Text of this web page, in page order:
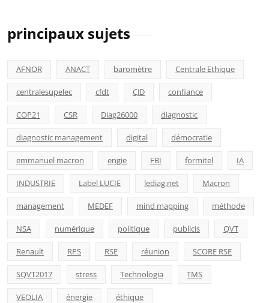
principaux sujets
AFNOR ANACT baromètre Centrale Ethique
centralesupelec cfdt CJD confiance
COP21 CSR Diag26000 diagnostic
diagnostic management digital démocratie
emmanuel macron engie FBI formitel IA
INDUSTRIE Label LUCIE lediag.net Macron
management MEDEF mind mapping méthode
NSA numérique politique publicis QVT
Renault RPS RSE réunion SCORE RSE
SQVT2017 stress Technologia TMS
VEOLIA énergie éthique